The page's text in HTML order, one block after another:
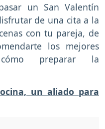
un San Valentín
de una cita a la
con tu pareja, de
los mejores
preparar la
un aliado para